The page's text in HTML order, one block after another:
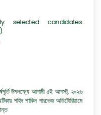
selected candidates
উপলক্ষ্যে আগামী ৫ই আগস্ট, ২০২৬
শহিদ শাকিল পারভেজ অডিটোরিয়ামে